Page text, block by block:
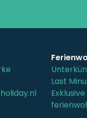
Last
Exklusive